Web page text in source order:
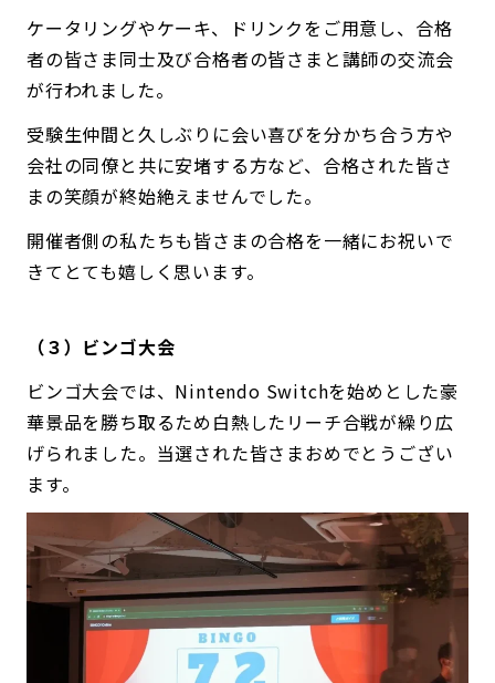
ケータリングやケーキ、ドリンクをご用意し、合格
者の皆さま同士及び合格者の皆さまと講師の交流会
が行われました。
受験生仲間と久しぶりに会い喜びを分かち合う方や
会社の同僚と共に安堵する方など、合格された皆さ
まの笑顔が終始絶えませんでした。
開催者側の私たちも皆さまの合格を一緒にお祝いで
きてとても嬉しく思います。
（３）ビンゴ大会
ビンゴ大会では、Nintendo Switchを始めとした豪
華景品を勝ち取るため白熱したリーチ合戦が繰り広
げられました。当選された皆さまおめでとうござい
ます。